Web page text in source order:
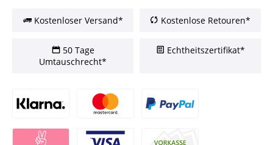
Kostenloser Versand* Kostenlose Retouren*
50 Tage
Umtauschrecht*
Echtheitszertifikat*